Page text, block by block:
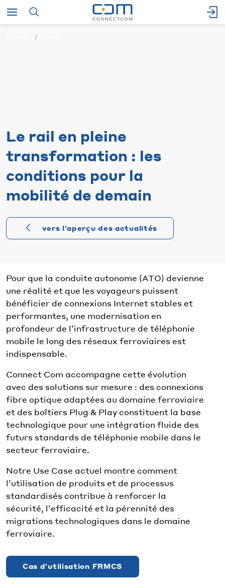
Le rail en pleine
transformation : les
conditions pour la
mobilité de demain
vers l'aperçu des actualités
Pour que la conduite autonome (ATO) devienne
une réalité et que les voyageurs puissent
bénéficier de connexions Internet stables et
performantes, une modernisation en
profondeur de l’infrastructure de téléphonie
mobile le long des réseaux ferroviaires est
indispensable.
Connect Com accompagne cette évolution
avec des solutions sur mesure : des connexions
fibre optique adaptées au domaine ferroviaire
et des boîtiers Plug & Play constituent la base
technologique pour une intégration fluide des
futurs standards de téléphonie mobile dans le
secteur ferroviaire.
Notre Use Case actuel montre comment
l’utilisation de produits et de processus
standardisés contribue à renforcer la
sécurité, l’efficacité et la pérennité des
migrations technologiques dans le domaine
ferroviaire.
Cas d'utilisation FRMCS